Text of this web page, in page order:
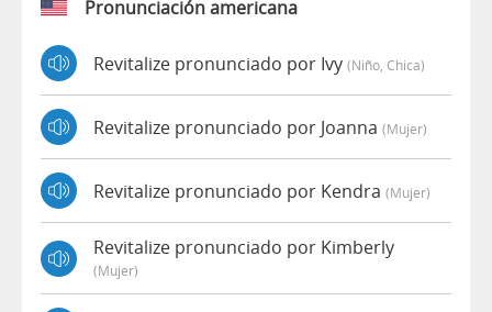
Pronunciación americana
Revitalize pronunciado por Ivy (niño, Chica)
Revitalize pronunciado por Joanna (mujer)
Revitalize pronunciado por Kendra (mujer)
Revitalize pronunciado por Kimberly
(mujer)